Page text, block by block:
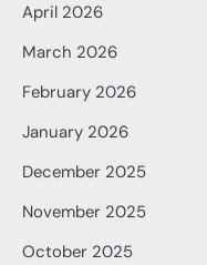
April 2026
March 2026
February 2026
January 2026
December 2025
November 2025
October 2025